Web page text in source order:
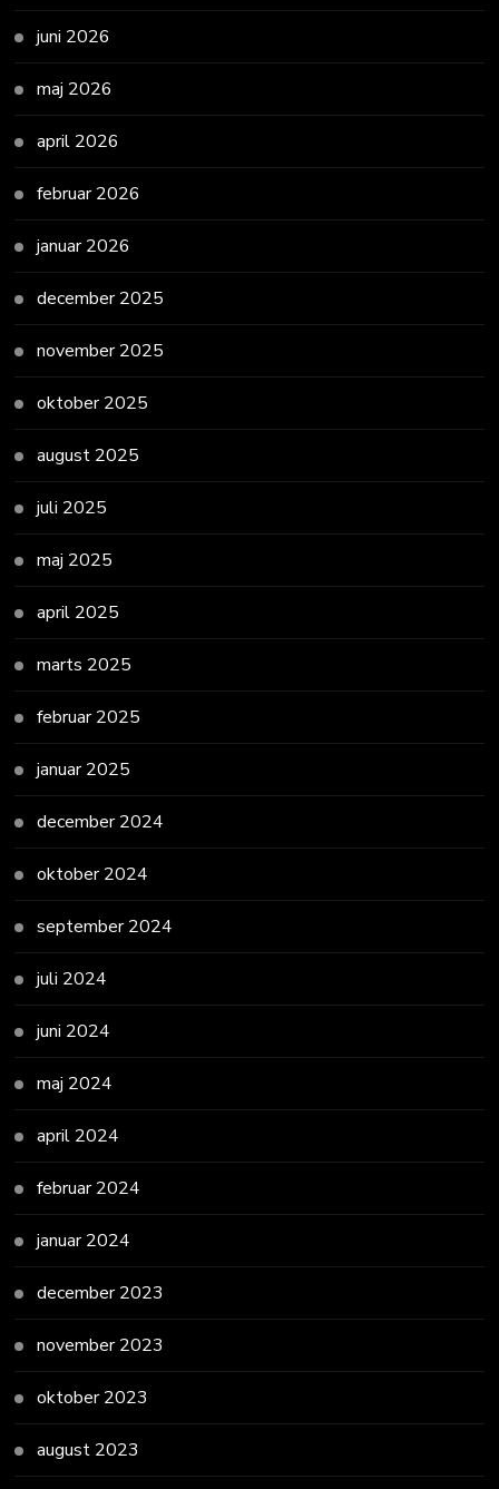
juni 2026
maj 2026
april 2026
februar 2026
januar 2026
december 2025
november 2025
oktober 2025
august 2025
juli 2025
maj 2025
april 2025
marts 2025
februar 2025
januar 2025
december 2024
oktober 2024
september 2024
juli 2024
juni 2024
maj 2024
april 2024
februar 2024
januar 2024
december 2023
november 2023
oktober 2023
august 2023